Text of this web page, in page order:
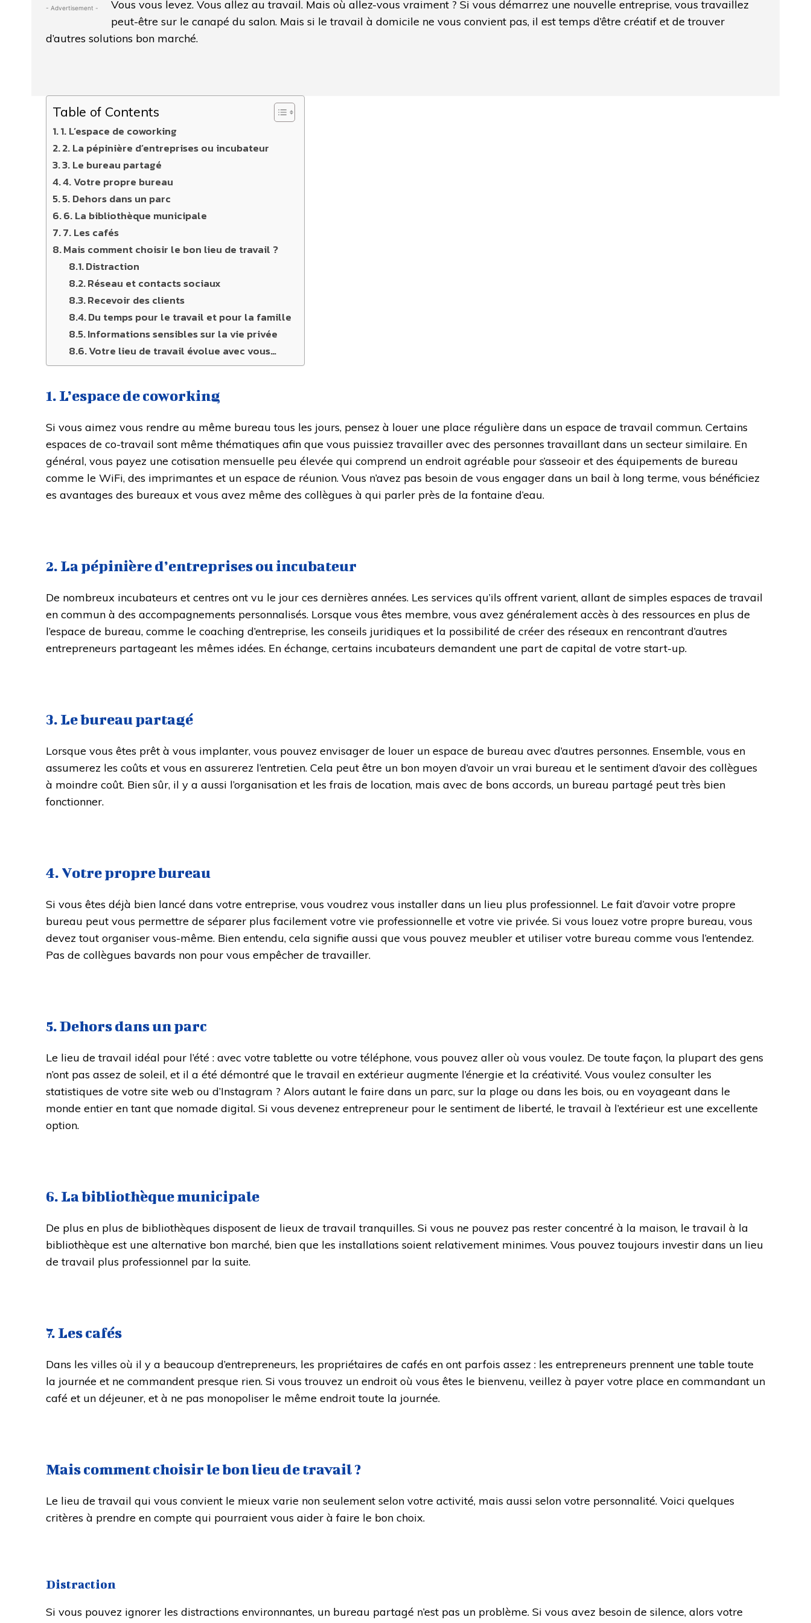
- Advertisement -
Vous vous levez. Vous allez au travail. Mais où allez-vous vraiment ? Si vous démarrez une nouvelle entreprise, vous travaillez
peut-être sur le canapé du salon. Mais si le travail à domicile ne vous convient pas, il est temps d’être créatif et de trouver
d’autres solutions bon marché.
Table of Contents
1. L’espace de coworking
2. La pépinière d’entreprises ou incubateur
3. Le bureau partagé
4. Votre propre bureau
5. Dehors dans un parc
6. La bibliothèque municipale
7. Les cafés
Mais comment choisir le bon lieu de travail ?
Distraction
Réseau et contacts sociaux
Recevoir des clients
Du temps pour le travail et pour la famille
Informations sensibles sur la vie privée
Votre lieu de travail évolue avec vous…
1. L’espace de coworking
Si vous aimez vous rendre au même bureau tous les jours, pensez à louer une place régulière dans un espace de travail commun. Certains
espaces de co-travail sont même thématiques afin que vous puissiez travailler avec des personnes travaillant dans un secteur similaire. En
général, vous payez une cotisation mensuelle peu élevée qui comprend un endroit agréable pour s’asseoir et des équipements de bureau
comme le WiFi, des imprimantes et un espace de réunion. Vous n’avez pas besoin de vous engager dans un bail à long terme, vous bénéficiez
es avantages des bureaux et vous avez même des collègues à qui parler près de la fontaine d’eau.
2. La pépinière d’entreprises ou incubateur
De nombreux incubateurs et centres ont vu le jour ces dernières années. Les services qu’ils offrent varient, allant de simples espaces de travail
en commun à des accompagnements personnalisés. Lorsque vous êtes membre, vous avez généralement accès à des ressources en plus de
l’espace de bureau, comme le coaching d’entreprise, les conseils juridiques et la possibilité de créer des réseaux en rencontrant d’autres
entrepreneurs partageant les mêmes idées. En échange, certains incubateurs demandent une part de capital de votre start-up.
3. Le bureau partagé
Lorsque vous êtes prêt à vous implanter, vous pouvez envisager de louer un espace de bureau avec d’autres personnes. Ensemble, vous en
assumerez les coûts et vous en assurerez l’entretien. Cela peut être un bon moyen d’avoir un vrai bureau et le sentiment d’avoir des collègues
à moindre coût. Bien sûr, il y a aussi l’organisation et les frais de location, mais avec de bons accords, un bureau partagé peut très bien
fonctionner.
4. Votre propre bureau
Si vous êtes déjà bien lancé dans votre entreprise, vous voudrez vous installer dans un lieu plus professionnel. Le fait d’avoir votre propre
bureau peut vous permettre de séparer plus facilement votre vie professionnelle et votre vie privée. Si vous louez votre propre bureau, vous
devez tout organiser vous-même. Bien entendu, cela signifie aussi que vous pouvez meubler et utiliser votre bureau comme vous l’entendez.
Pas de collègues bavards non pour vous empêcher de travailler.
5. Dehors dans un parc
Le lieu de travail idéal pour l’été : avec votre tablette ou votre téléphone, vous pouvez aller où vous voulez. De toute façon, la plupart des gens
n’ont pas assez de soleil, et il a été démontré que le travail en extérieur augmente l’énergie et la créativité. Vous voulez consulter les
statistiques de votre site web ou d’Instagram ? Alors autant le faire dans un parc, sur la plage ou dans les bois, ou en voyageant dans le
monde entier en tant que nomade digital. Si vous devenez entrepreneur pour le sentiment de liberté, le travail à l’extérieur est une excellente
option.
6. La bibliothèque municipale
De plus en plus de bibliothèques disposent de lieux de travail tranquilles. Si vous ne pouvez pas rester concentré à la maison, le travail à la
bibliothèque est une alternative bon marché, bien que les installations soient relativement minimes. Vous pouvez toujours investir dans un lieu
de travail plus professionnel par la suite.
7. Les cafés
Dans les villes où il y a beaucoup d’entrepreneurs, les propriétaires de cafés en ont parfois assez : les entrepreneurs prennent une table toute
la journée et ne commandent presque rien. Si vous trouvez un endroit où vous êtes le bienvenu, veillez à payer votre place en commandant un
café et un déjeuner, et à ne pas monopoliser le même endroit toute la journée.
Mais comment choisir le bon lieu de travail ?
Le lieu de travail qui vous convient le mieux varie non seulement selon votre activité, mais aussi selon votre personnalité. Voici quelques
critères à prendre en compte qui pourraient vous aider à faire le bon choix.
Distraction
Si vous pouvez ignorer les distractions environnantes, un bureau partagé n’est pas un problème. Si vous avez besoin de silence, alors votre